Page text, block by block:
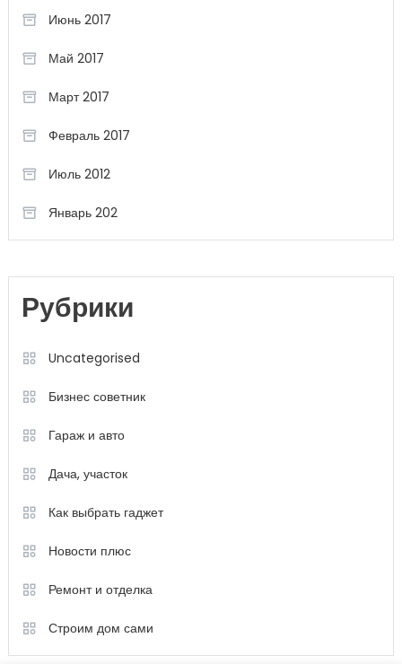
Июнь 2017
Май 2017
Март 2017
Февраль 2017
Июль 2012
Январь 202
Рубрики
Uncategorised
Бизнес советник
Гараж и авто
Дача, участок
Как выбрать гаджет
Новости плюс
Ремонт и отделка
Строим дом сами